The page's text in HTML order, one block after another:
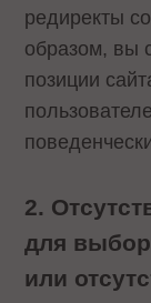
редиректы
образом, вы
позиции
2.
для
или